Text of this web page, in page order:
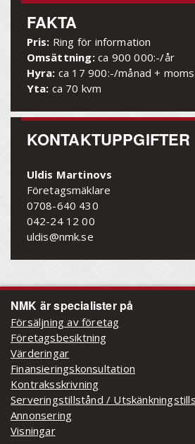
FAKTA
Pris: Ring för information
Omsättning: ca 900 000:-/år
Hyra: ca 17 900:-/månad + moms
Yta: ca 70 kvm
KONTAKTUPPGIFTER
Uldis Martinovs
Företagsmäklare
0708-640 430
042-24 12 00
uldis@nmk.se
NMK är specialister på
Försäljning av företag
Företagsbesiktning
Värderingar
Finansieringskonsultation
Kontraksskrivning
Serveringstillstånd /
Annonsering
Visningar